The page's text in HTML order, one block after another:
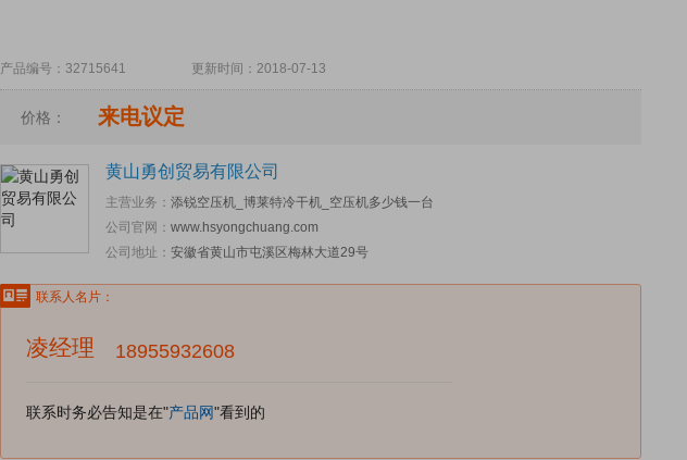
产品编号：32715641 更新时间：2018-07-13
价格： 来电议定
黄山勇创贸易有限公司
主营业务： 添锐空压机_博莱特冷干机_空压机多少钱一台
公司官网： www.hsyongchuang.com
公司地址： 安徽省黄山市屯溪区梅林大道29号
联系人名片：
凌经理 18955932608
联系时务必告知是在"产品网"看到的